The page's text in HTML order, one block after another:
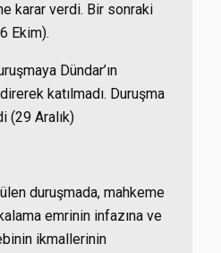
karar verdi. Bir sonraki
Ekim).
Dündar’ın
katılmadı. Duruşma
(29 Aralık)
duruşmada, mahkeme
emrinin infazına ve
ikmallerinin